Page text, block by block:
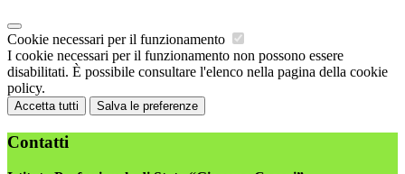
Cookie necessari per il funzionamento
I cookie necessari per il funzionamento non possono essere
disabilitati. È possibile consultare l'elenco nella pagina della cookie
policy.
Accetta tutti Salva le preferenze
Contatti